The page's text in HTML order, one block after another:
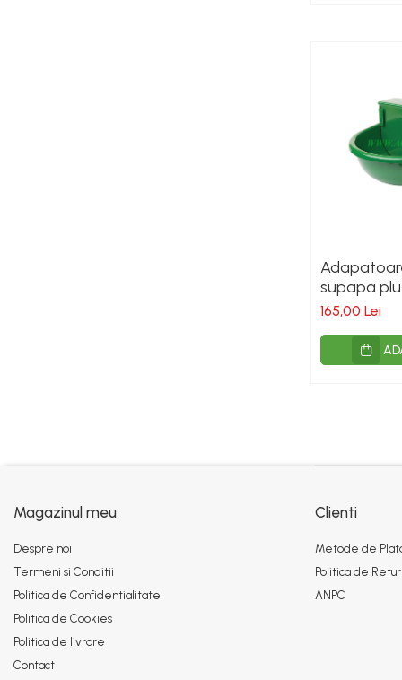
supapa
vite, cai, oi
165,00 Lei
Magazinul meu
Despre noi
Termeni si Conditii
Politica de Confidentialitate
Politica de Cookies
Politica de livrare
Contact
Clienti
Metode de
Politica de Retur
ANPC